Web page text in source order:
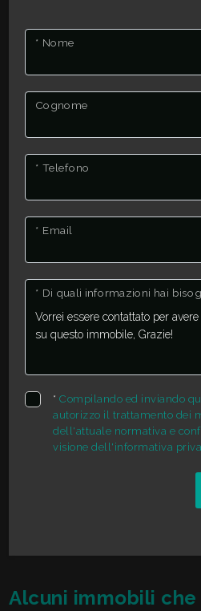
* Nome
Cognome
* Telefono
* Email
* Di quali informazioni hai
*Compilando ed inviando
autorizzo il trattamento dei
dell'attuale normativa e
visione dell'informativa
Alcuni immobili
Bagni
minimi
Qualsiasi
1
5
Qualsiasi
1